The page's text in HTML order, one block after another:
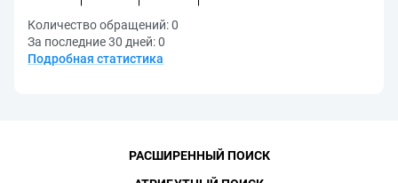
Количество обращений:0
За последние 30 дней:0
Подробная статистика
РАСШИРЕННЫЙ ПОИСК